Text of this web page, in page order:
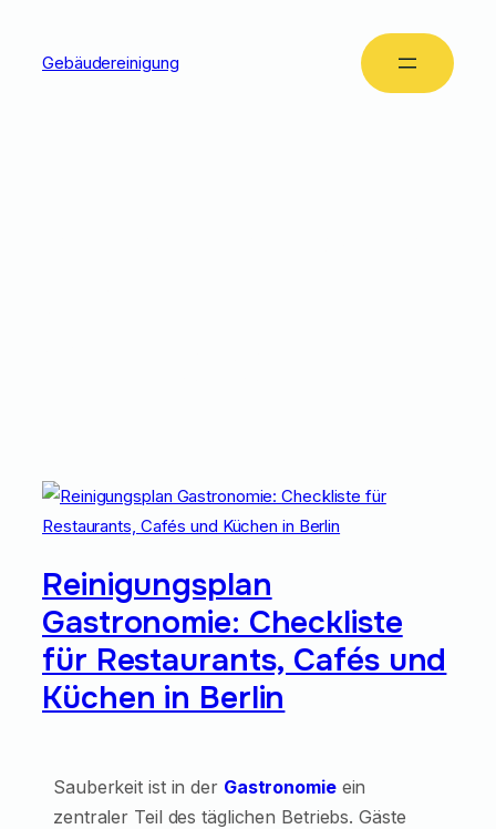
Gebäudereinigung
Reinigungsplan
Gastronomie: Checkliste
für Restaurants, Cafés und
Küchen in Berlin
Sauberkeit ist in der Gastronomieein
zentraler Teil des täglichen Betriebs. Gäste